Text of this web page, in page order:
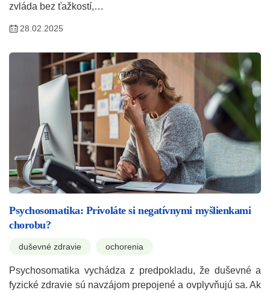
zvláda bez ťažkostí,…
28.02.2025
Psychosomatika: Privoláte si negatívnymi myšlienkami
chorobu?
duševné zdravie ochorenia
Psychosomatika vychádza z predpokladu, že duševné a
fyzické zdravie sú navzájom prepojené a ovplyvňujú sa. Ak